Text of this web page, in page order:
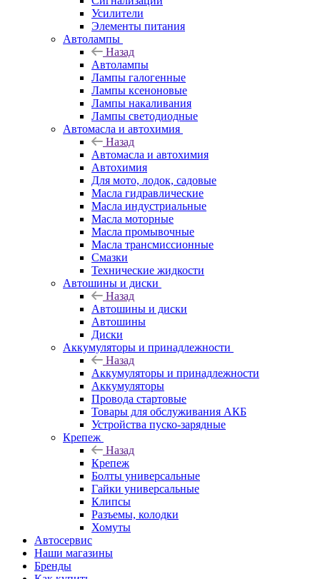
Усилители
Элементы питания
Автолампы
Назад
Автолампы
Лампы галогенные
Лампы ксеноновые
Лампы накаливания
Лампы светодиодные
Автомасла и автохимия
Назад
Автомасла и автохимия
Автохимия
Для мото, лодок, садовые
Масла гидравлические
Масла индустриальные
Масла моторные
Масла промывочные
Масла трансмиссионные
Смазки
Технические жидкости
Автошины и диски
Назад
Автошины и диски
Автошины
Диски
Аккумуляторы и принадлежности
Назад
Аккумуляторы и принадлежности
Аккумуляторы
Провода стартовые
Товары для обслуживания АКБ
Устройства пуско-зарядные
Крепеж
Назад
Крепеж
Болты универсальные
Гайки универсальные
Клипсы
Разъемы, колодки
Хомуты
Автосервис
Наши магазины
Бренды